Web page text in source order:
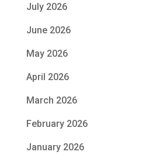
July 2026
June 2026
May 2026
April 2026
March 2026
February 2026
January 2026